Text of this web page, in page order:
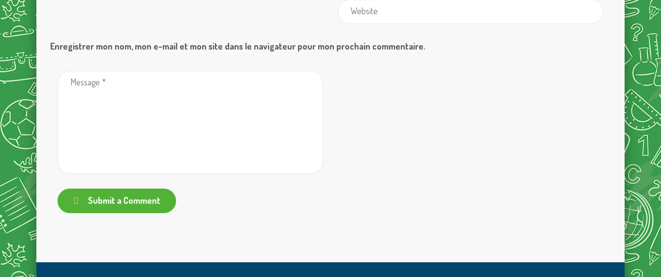
Enregistrer mon nom, mon e-mail et mon site dans le navigateur pour mon prochain commentaire.
Submit a Comment